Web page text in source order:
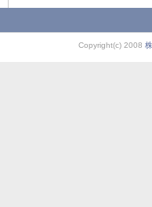
Copyright(c) 2008